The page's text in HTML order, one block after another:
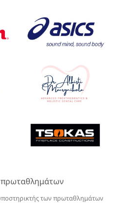
πρωταθλημάτων
των πρωταθλημάτων